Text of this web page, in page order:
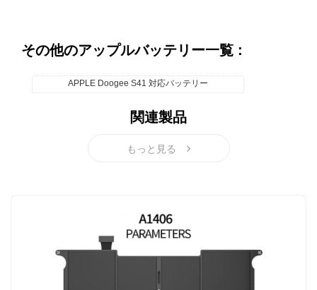
その他のアップルバッテリー一覧 :
APPLE Doogee S41 対応バッテリー
関連製品
もっと見る